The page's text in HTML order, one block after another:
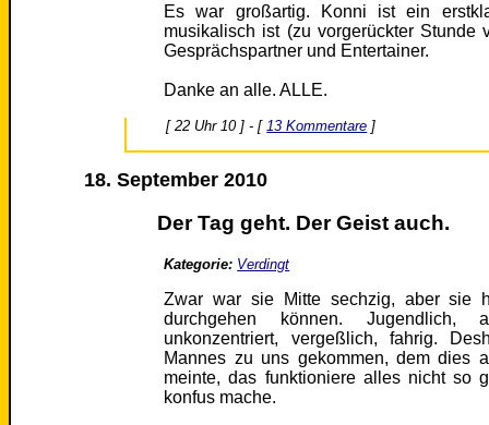
Es war großartig. Konni ist ein
musikalisch ist (zu vorgerückter Stunde
Gesprächspartner und Entertainer.
Danke an alle. ALLE.
[ 22 Uhr 10 ] - [ 13 Kommentare ]
18. September 2010
Der Tag geht. Der Geist auch.
Kategorie: Verdingt
Zwar war sie Mitte sechzig, aber sie
durchgehen können. Jugendlich,
unkonzentriert, vergeßlich, fahrig.
Mannes zu uns gekommen, dem dies
meinte, das funktioniere alles nicht so
konfus mache.